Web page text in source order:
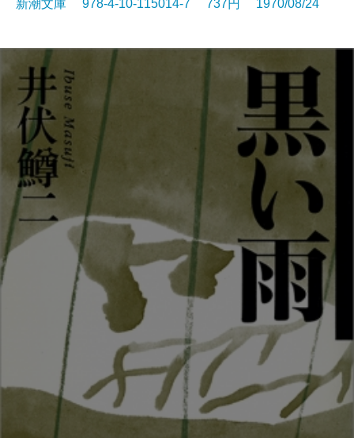
新潮文庫 978-4-10-115014-7 737円 1970/08/24